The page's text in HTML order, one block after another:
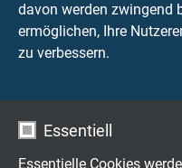
davon werden zwingend
ermöglichen, Ihre
zu verbessern.
Essentiell
Essentielle Cookies
Kabelaufbau - Kupferlitzen